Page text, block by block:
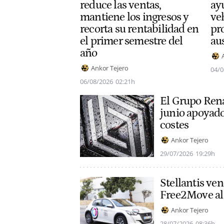
reduce las ventas,
mantiene los ingresos y
recorta su rentabilidad en
el primer semestre del
año
Ankor Tejero
06/08/2026 02:21h
04/
El Grupo
junio
costes
Ankor Tejero
29/07/2026 19:29h
Stellantis
Free2Move
Ankor Tejero